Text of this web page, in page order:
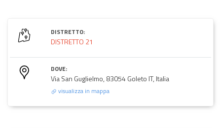
DISTRETTO:
DISTRETTO 21
DOVE:
Via San Guglielmo, 83054 Goleto IT, Italia
visualizza in mappa